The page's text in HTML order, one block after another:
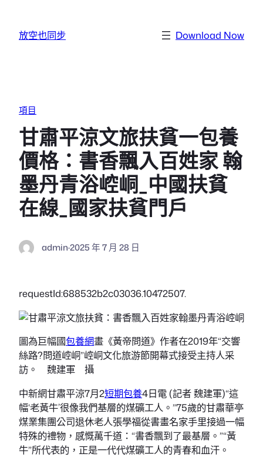
放空也同步 Download Now
項目
甘肅平涼文旅扶貧一包養
價格：書香飄入百姓家 翰
墨丹青浴崆峒_中國扶貧
在線_國家扶貧門戶
admin·2025 年 7 月 28 日
requestId:688532b2c03036.10472507.
圖為巨幅國包養網畫《黃帝問道》作者在2019年“交響
絲路?問道崆峒”崆峒文化旅游節開幕式接受主持人采
訪。 魏建軍 攝
中新網甘肅平涼7月2短期包養4日電 (記者 魏建軍)“這
幅‘老黃牛’很像我們基層的煤礦工人。”75歲的甘肅華亭
煤業集團公司退休老人張學福從書畫名家手里接過一幅
特殊的禮物，感慨萬千道：“書香飄到了最基層。”“黃
牛”所代表的，正是一代代煤礦工人的青春和血汗。